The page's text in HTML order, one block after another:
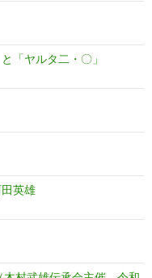
「ヤルタ二・〇」
英雄